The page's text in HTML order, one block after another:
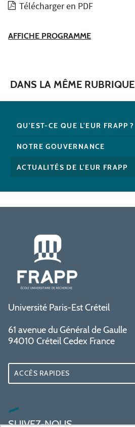
Télécharger en PDF
AFFICHE PROGRAMME
DANS LA MÊME RUBRIQUE
QU'EST-CE QUE L'EUR FRAPP ?
NOTRE GOUVERNANCE
ACTUALITÉS DE L'EUR FRAPP
Université Paris-Est Créteil
61 avenue du Général de Gaulle
94010 Créteil Cedex France
ACCÈS RAPIDES
SUIVEZ-NOUS